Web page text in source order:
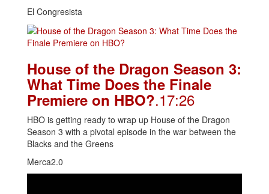
El Congresista
House of the Dragon Season 3:
What Time Does the Finale
Premiere on HBO?.17:26
HBO is getting ready to wrap up House of the Dragon
Season 3 with a pivotal episode in the war between the
Blacks and the Greens
Merca2.0